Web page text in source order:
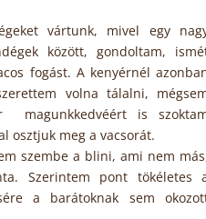
vártunk, mivel egy
között, gondoltam,
fogást. A kenyérnél
volna tálalni,
magunkkedvéért is
osztjuk meg a vacsorát.
szembe a blini, ami nem
Szerintem pont tökéletes
a barátoknak sem